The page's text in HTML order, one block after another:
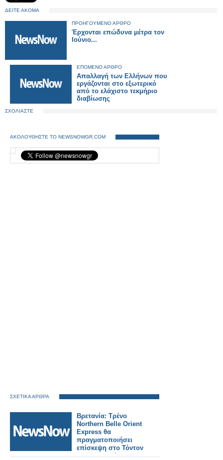
ΔΕΙΤΕ ΑΚΟΜΑ
ΠΡΟΗΓΟΥΜΕΝΟ ΑΡΘΡΟ
Έρχονται επώδυνα μέτρα τον
Ιούνιο...
ΕΠΟΜΕΝΟ ΑΡΘΡΟ
Απαλλαγή των Ελλήνων που
εργάζονται στο εξωτερικό
από το ελάχιστο τεκμήριο
διαβίωσης
ΣΧΟΛΙΑΣΤΕ
ΑΚΟΛΟΥΘΗΣΤΕ ΤΟ NEWSNOWGR.COM
ΣΧΕΤΙΚΑ ΑΡΘΡΑ
Βρετανία: Τρένο
Northern Belle Orient
Express θα
πραγματοποιήσει
επίσκεψη στο Τόντον
της Κορνουάλης.